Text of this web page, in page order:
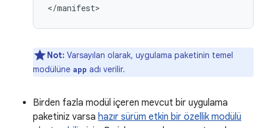
Not: Varsayılan olarak, uygulama paketinin temel
modülüne app adı verilir.
Birden fazla modül içeren mevcut bir uygulama
paketiniz varsa hazır sürüm etkin bir özellik modülü